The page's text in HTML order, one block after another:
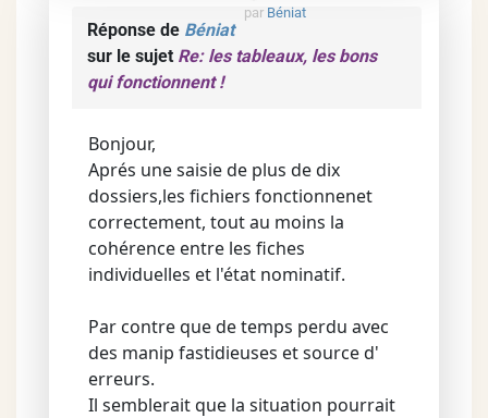
par Béniat
Réponse de Béniat
sur le sujet Re: les tableaux, les bons
qui fonctionnent !
Bonjour,
Aprés une saisie de plus de dix
dossiers,les fichiers fonctionnenet
correctement, tout au moins la
cohérence entre les fiches
individuelles et l'état nominatif.
Par contre que de temps perdu avec
des manip fastidieuses et source d'
erreurs.
Il semblerait que la situation pourrait